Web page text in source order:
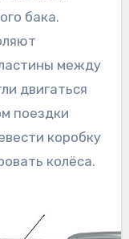
бака.
между
двигаться
поездки
коробку
колёса.